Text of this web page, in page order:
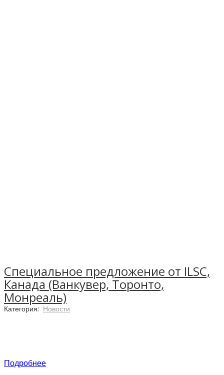
Специальное предложение от ILSC,
Канада (Ванкувер, Торонто,
Монреаль)
Категория: Новости
Подробнее